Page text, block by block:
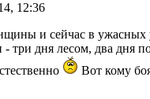
12:36
и сейчас в ужасных
- три дня лесом, два дня
Вот кому